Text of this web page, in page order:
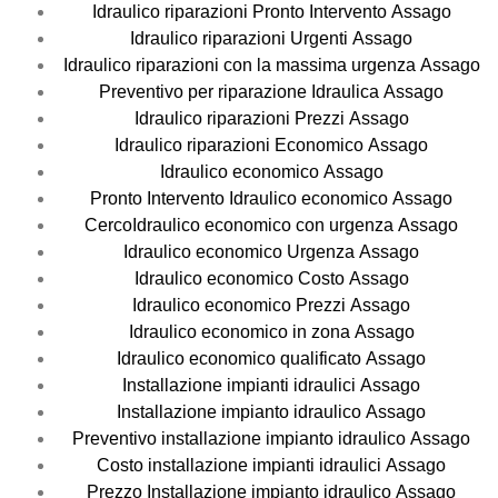
Idraulico riparazioni Pronto Intervento Assago
Idraulico riparazioni Urgenti Assago
Idraulico riparazioni con la massima urgenza Assago
Preventivo per riparazione Idraulica Assago
Idraulico riparazioni Prezzi Assago
Idraulico riparazioni Economico Assago
Idraulico economico Assago
Pronto Intervento Idraulico economico Assago
CercoIdraulico economico con urgenza Assago
Idraulico economico Urgenza Assago
Idraulico economico Costo Assago
Idraulico economico Prezzi Assago
Idraulico economico in zona Assago
Idraulico economico qualificato Assago
Installazione impianti idraulici Assago
Installazione impianto idraulico Assago
Preventivo installazione impianto idraulico Assago
Costo installazione impianti idraulici Assago
Prezzo Installazione impianto idraulico Assago